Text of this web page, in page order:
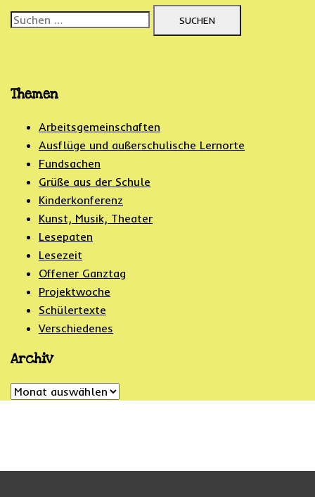
Suchen
Themen
Arbeitsgemeinschaften
Ausflüge und außerschulische Lernorte
Fundsachen
Grüße aus der Schule
Kinderkonferenz
Kunst, Musik, Theater
Lesepaten
Lesezeit
Offener Ganztag
Projektwoche
Schülertexte
Verschiedenes
Archiv
Archiv